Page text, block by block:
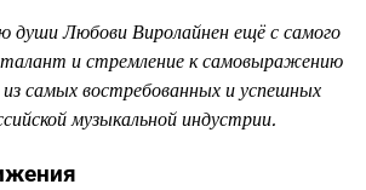
души Любови Виролайнен ещё с самого
и стремление к самовыражению
самых востребованных и успешных
музыкальной индустрии.